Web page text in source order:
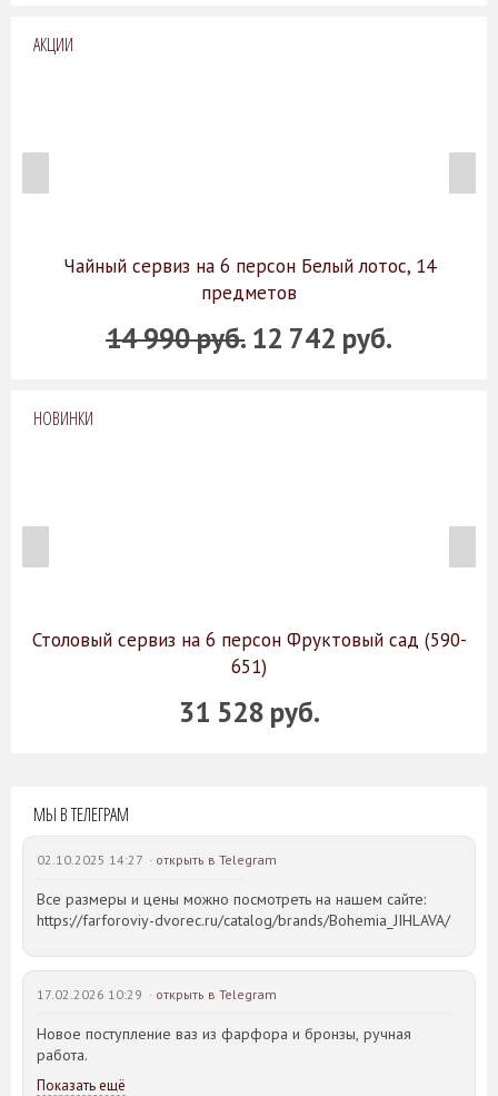
АКЦИИ
Чайный сервиз на 6 персон Белый лотос, 14
предметов
14 990 руб. 12 742 руб.
НОВИНКИ
Столовый сервиз на 6 персон Фруктовый сад (590-
651)
31 528 руб.
МЫ В ТЕЛЕГРАМ
02.10.2025 14:27 · открыть в Telegram
Все размеры и цены можно посмотреть на нашем сайте:
https://farforoviy-dvorec.ru/catalog/brands/Bohemia_JIHLAVA/
17.02.2026 10:29 · открыть в Telegram
Новое поступление ваз из фарфора и бронзы, ручная
работа.
Показать ещё